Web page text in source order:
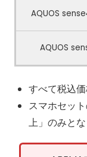
AQUOS
AQUOS
すべて税込
スマホセッ
上」のみとな